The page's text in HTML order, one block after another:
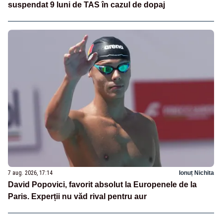
suspendat 9 luni de TAS în cazul de dopaj
7 aug. 2026, 17:14 Ionuț Nichita
David Popovici, favorit absolut la Europenele de la
Paris. Experții nu văd rival pentru aur